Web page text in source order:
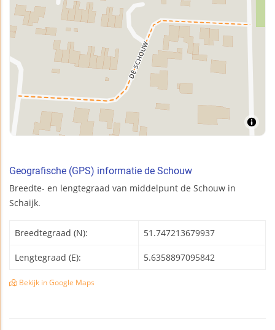
Geografische (GPS) informatie de Schouw
Breedte- en lengtegraad van middelpunt de Schouw in
Schaijk.
Breedtegraad (N): 51.747213679937
Lengtegraad (E): 5.6358897095842
Bekijk in Google Maps